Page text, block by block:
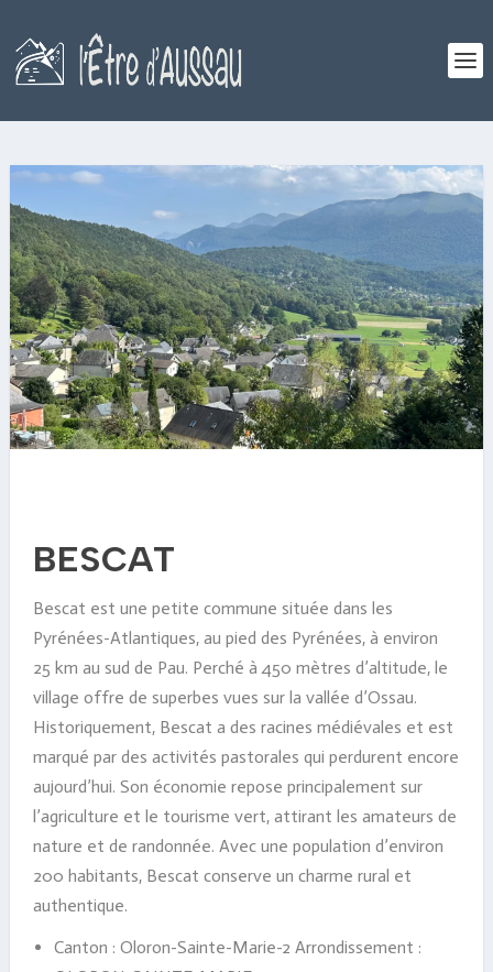
BESCAT
Bescat est une petite commune située dans les
Pyrénées-Atlantiques, au pied des Pyrénées, à environ
25 km au sud de Pau. Perché à 450 mètres d’altitude, le
village offre de superbes vues sur la vallée d’Ossau.
Historiquement, Bescat a des racines médiévales et est
marqué par des activités pastorales qui perdurent encore
aujourd’hui. Son économie repose principalement sur
l’agriculture et le tourisme vert, attirant les amateurs de
nature et de randonnée. Avec une population d’environ
200 habitants, Bescat conserve un charme rural et
authentique.
Canton : Oloron-Sainte-Marie-2 Arrondissement :